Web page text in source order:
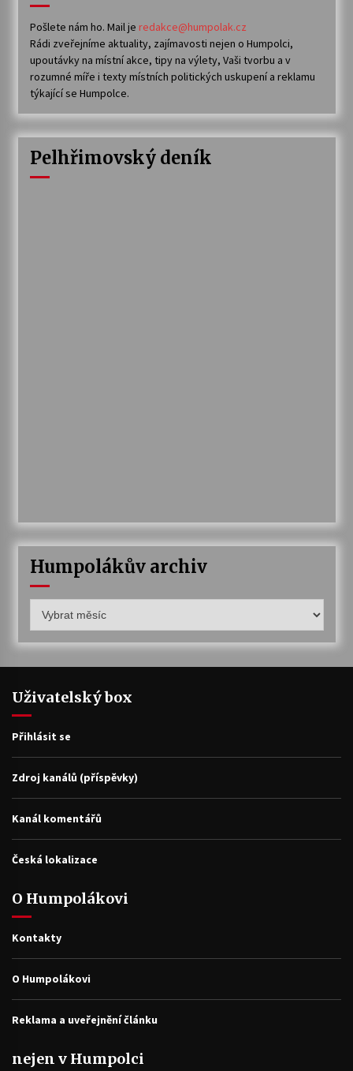
Pošlete nám ho. Mail je redakce@humpolak.cz
Rádi zveřejníme aktuality, zajímavosti nejen o Humpolci,
upoutávky na místní akce, tipy na výlety, Vaši tvorbu a v
rozumné míře i texty místních politických uskupení a reklamu
týkající se Humpolce.
Pelhřimovský deník
Humpolákův archiv
archiv
Uživatelský box
Přihlásit se
Zdroj kanálů (příspěvky)
Kanál komentářů
Česká lokalizace
O Humpolákovi
Kontakty
O Humpolákovi
Reklama a uveřejnění článku
nejen v Humpolci